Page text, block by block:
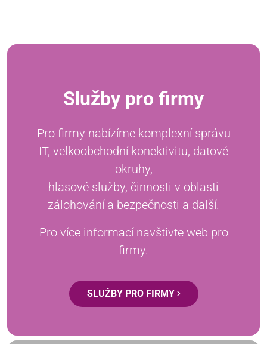
Služby pro firmy
Pro firmy nabízíme komplexní správu
IT, velkoobchodní konektivitu, datové
okruhy,
hlasové služby, činnosti v oblasti
zálohování a bezpečnosti a další.
Pro více informací navštivte web pro
firmy.
SLUŽBY PRO FIRMY